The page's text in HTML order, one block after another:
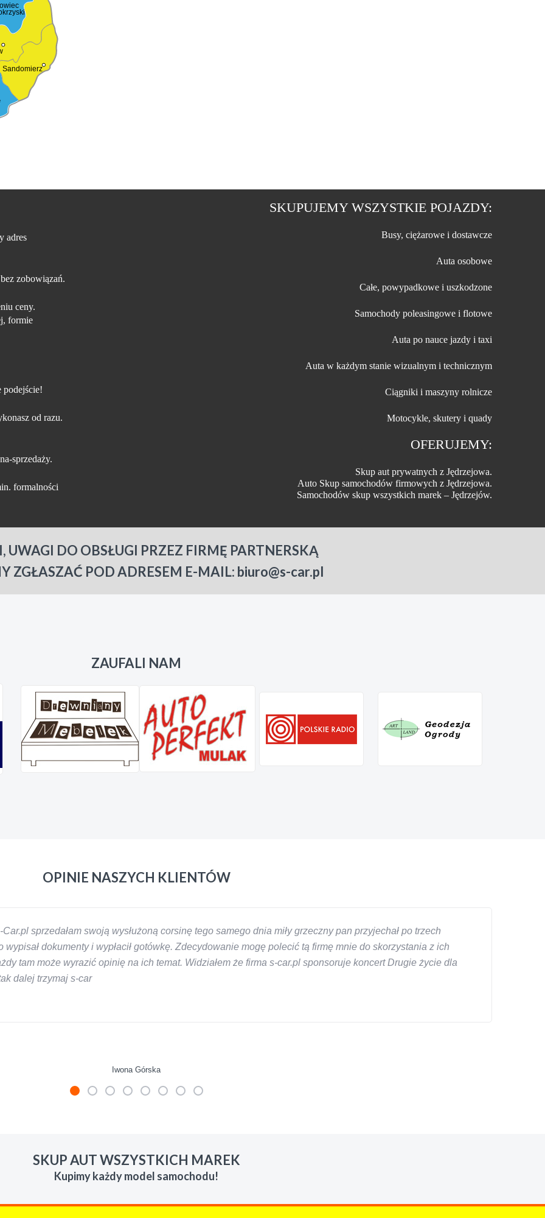
Sandomierz
adres
zobowiązań.
ceny.
formie
podejście!
od razu.
sprzedaży.
formalności
SKUPUJEMY WSZYSTKIE POJAZDY:
Busy, ciężarowe i dostawcze
Auta osobowe
Całe, powypadkowe i uszkodzone
Samochody poleasingowe i flotowe
Auta po nauce jazdy i taxi
Auta w każdym stanie wizualnym i technicznym
Ciągniki i maszyny rolnicze
Motocykle, skutery i quady
OFERUJEMY:
Skup aut prywatnych z Jędrzejowa.
Auto Skup samochodów firmowych z Jędrzejowa.
Samochodów skup wszystkich marek – Jędrzejów.
UWAGI DO OBSŁUGI PRZEZ FIRMĘ PARTNERSKĄ
ZGŁASZAĆ POD ADRESEM E-MAIL: biuro@s-car.pl
ZAUFALI NAM
OPINIE NASZYCH KLIENTÓW
sprzedałam swoją wysłużoną corsinę tego samego dnia miły grzeczny pan przyjechał po trzech
dokumenty i wypłacił gotówkę. Zdecydowanie mogę polecić tą firmę mnie do skorzystania z ich
tam może wyrazić opinię na ich temat. Widziałem że firma s-car.pl sponsoruje koncert Drugie życie dla
dalej trzymaj s-car
Iwona Górska
wyzyskiwaczy, to polecam s-car.pl
SKUP AUT WSZYSTKICH MAREK
Kupimy każdy model samochodu!